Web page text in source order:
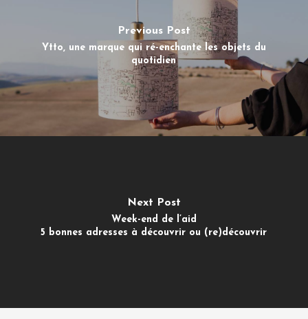
Previous Post
Ytto, une marque qui ré-enchante les objets du
quotidien
Next Post
Week-end de l’aid
5 bonnes adresses à découvrir ou (re)découvrir